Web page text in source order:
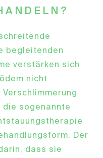
begleitenden
verstärken sich
nicht
sogenannte
Der
dass sie